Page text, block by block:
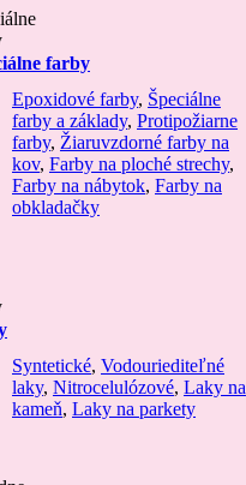
farby
Epoxidové farby, Špeciálne
farby a základy, Protipožiarne
farby, Žiaruvzdorné farby na
kov, Farby na ploché strechy,
Farby na nábytok, Farby na
obkladačky
Syntetické, Vodouriediteľné
laky, Nitrocelulózové, Laky na
kameň, Laky na parkety